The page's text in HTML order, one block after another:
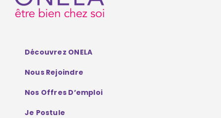
Découvrez ONELA
Nous Rejoindre
Nos Offres D’emploi
Je Postule